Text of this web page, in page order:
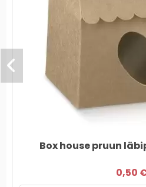
Box house pruun
0,50